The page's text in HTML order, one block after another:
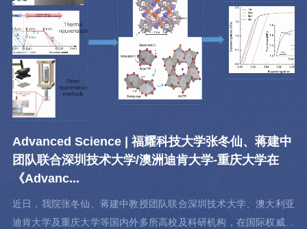
Advanced Science | 福耀科技大学张冬仙、蒋建中
团队联合深圳技术大学/澳洲迪肯大学-重庆大学在
《Advanc...
近日，我院张冬仙、蒋建中教授团队联合深圳技术大学、澳大利亚
迪肯大学及重庆大学等国内外多所高校及科研机构，在国际权威期